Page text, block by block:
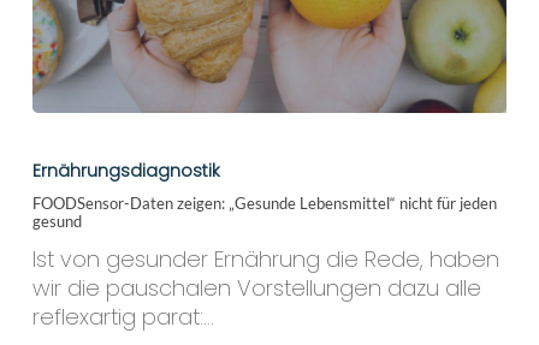
Daten
zeigen:
„Gesunde
nicht
für
jeden
Ernährungsdiagnostik
FOODSensor-Daten zeigen: „Gesunde Lebensmittel“ nicht für jeden
gesund
Ist von gesunder Ernährung die Rede, haben
wir die pauschalen Vorstellungen dazu alle
reflexartig parat:…